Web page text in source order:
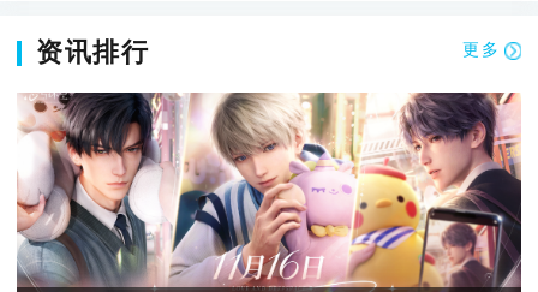
资讯排行 更多